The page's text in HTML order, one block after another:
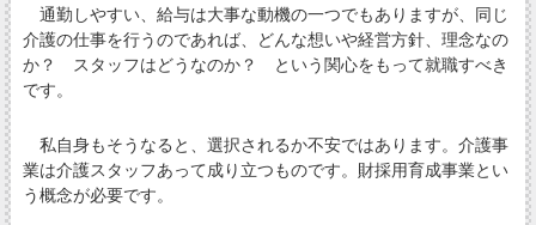
通勤しやすい、給与は大事な動機の一つでもありますが、同じ
介護の仕事を行うのであれば、どんな想いや経営方針、理念なの
か？ スタッフはどうなのか？ という関心をもって就職すべき
です。
私自身もそうなると、選択されるか不安ではあります。介護事
業は介護スタッフあって成り立つものです。財採用育成事業とい
う概念が必要です。